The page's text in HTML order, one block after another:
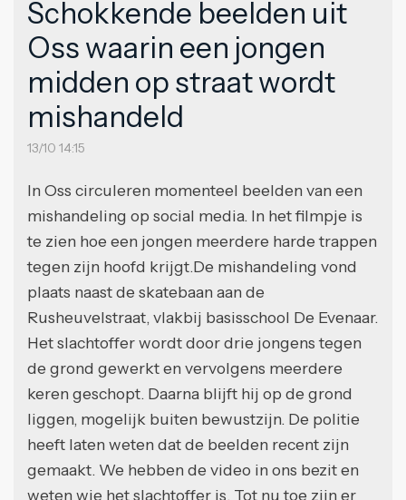
Schokkende beelden uit
Oss waarin een jongen
midden op straat wordt
mishandeld
13/10 14:15
In Oss circuleren momenteel beelden van een
mishandeling op social media. In het filmpje is
te zien hoe een jongen meerdere harde trappen
tegen zijn hoofd krijgt.De mishandeling vond
plaats naast de skatebaan aan de
Rusheuvelstraat, vlakbij basisschool De Evenaar.
Het slachtoffer wordt door drie jongens tegen
de grond gewerkt en vervolgens meerdere
keren geschopt. Daarna blijft hij op de grond
liggen, mogelijk buiten bewustzijn. De politie
heeft laten weten dat de beelden recent zijn
gemaakt. We hebben de video in ons bezit en
weten wie het slachtoffer is. Tot nu toe zijn er